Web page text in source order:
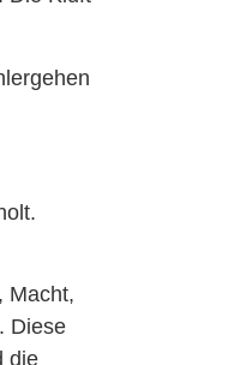
Macht,
Diese
die